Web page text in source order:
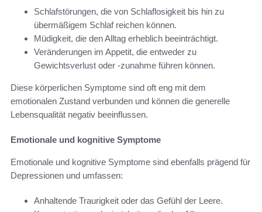
Schlafstörungen, die von Schlaflosigkeit bis hin zu
übermäßigem Schlaf reichen können.
Müdigkeit, die den Alltag erheblich beeinträchtigt.
Veränderungen im Appetit, die entweder zu
Gewichtsverlust oder -zunahme führen können.
Diese körperlichen Symptome sind oft eng mit dem
emotionalen Zustand verbunden und können die generelle
Lebensqualität negativ beeinflussen.
Emotionale und kognitive Symptome
Emotionale und kognitive Symptome sind ebenfalls prägend für
Depressionen und umfassen:
Anhaltende Traurigkeit oder das Gefühl der Leere.